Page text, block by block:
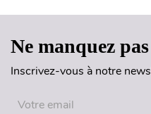
Ne manquez
Inscrivez-vous à notre